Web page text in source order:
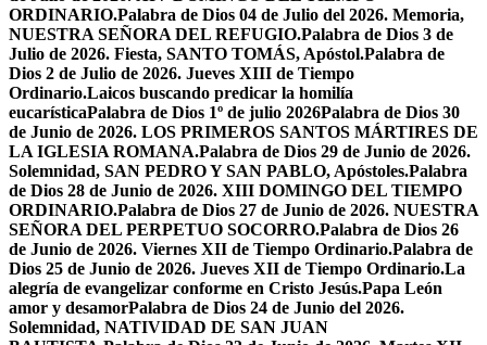
ORDINARIO.Palabra de Dios 04 de Julio del 2026. Memoria,
NUESTRA SEÑORA DEL REFUGIO.Palabra de Dios 3 de
Julio de 2026. Fiesta, SANTO TOMÁS, Apóstol.Palabra de
Dios 2 de Julio de 2026. Jueves XIII de Tiempo
Ordinario.Laicos buscando predicar la homilía
eucarísticaPalabra de Dios 1º de julio 2026Palabra de Dios 30
de Junio de 2026. LOS PRIMEROS SANTOS MÁRTIRES DE
LA IGLESIA ROMANA.Palabra de Dios 29 de Junio de 2026.
Solemnidad, SAN PEDRO Y SAN PABLO, Apóstoles.Palabra
de Dios 28 de Junio de 2026. XIII DOMINGO DEL TIEMPO
ORDINARIO.Palabra de Dios 27 de Junio de 2026. NUESTRA
SEÑORA DEL PERPETUO SOCORRO.Palabra de Dios 26
de Junio de 2026. Viernes XII de Tiempo Ordinario.Palabra de
Dios 25 de Junio de 2026. Jueves XII de Tiempo Ordinario.La
alegría de evangelizar conforme en Cristo Jesús.Papa León
amor y desamorPalabra de Dios 24 de Junio del 2026.
Solemnidad, NATIVIDAD DE SAN JUAN